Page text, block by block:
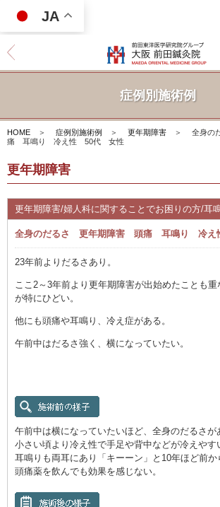
JA
症例別施術例
HOME ＞ 症例別施術例 ＞ 更年期障害 ＞
全身の
痛 耳鳴り 冷え性 50代 女性
更年期障害
更年期障害/婦人科に関することでお困りの方/耳
全身のだるさ 更年期障害 頭痛 耳鳴り 冷
23年前よりだるさあり。
ここ2～3年前より更年期障害が出始めたことも重
が特にひどい。
他にも頭痛や耳鳴り、冷え症がある。
午前中はだるさ強く、横になっていたい。
午前中は横になっていたいほど、全身のだるさが
小さい頃より冷え性で手足や背中などが冷えやす
耳鳴りも両耳にあり「キーーン」と10年ほど前か
頭痛薬を飲んでも効果を感じない。